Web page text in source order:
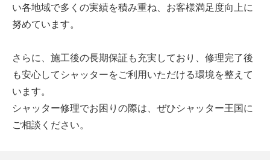
い各地域で多くの実績を積み重ね、お客様満足度向上に
努めています。
さらに、施工後の長期保証も充実しており、修理完了後
も安心してシャッターをご利用いただける環境を整えて
います。
シャッター修理でお困りの際は、ぜひシャッター王国に
ご相談ください。